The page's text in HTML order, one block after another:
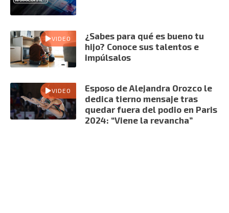
VIDEO
¿Sabes para qué es bueno tu
hijo? Conoce sus talentos e
impúlsalos
VIDEO
Esposo de Alejandra Orozco le
dedica tierno mensaje tras
quedar fuera del podio en Paris
2024: “Viene la revancha”